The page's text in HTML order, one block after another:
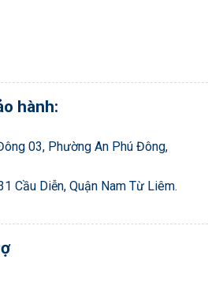
hành:
03, Phường An Phú Đông,
Cầu Diễn, Quận Nam Từ Liêm.